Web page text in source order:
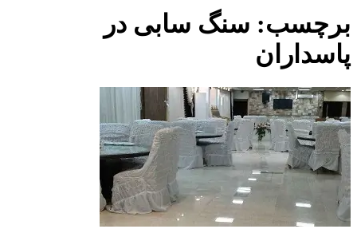
برچسب: سنگ سابی در
پاسداران